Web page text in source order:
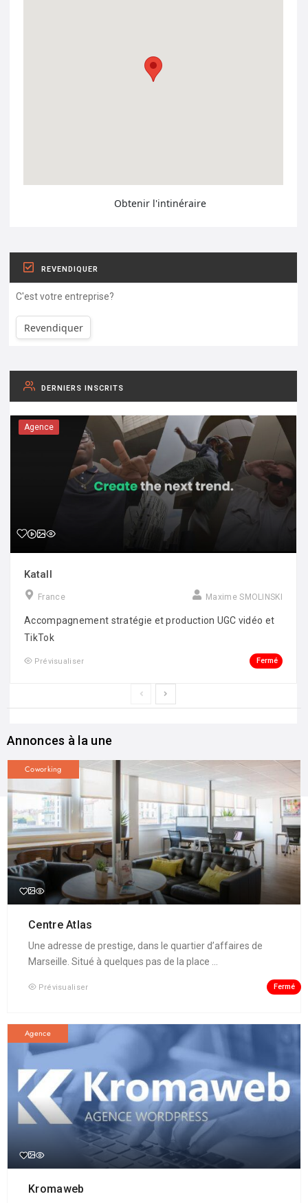
Obtenir l'intinéraire
REVENDIQUER
C'est votre entreprise?
Revendiquer
DERNIERS INSCRITS
Agence
Katall
France Maxime SMOLINSKI
Accompagnement stratégie et production UGC vidéo et
TikTok
Prévisualiser Fermé
Annonces à la une
Coworking
Centre Atlas
Une adresse de prestige, dans le quartier d’affaires de
Marseille. Situé à quelques pas de la place ...
Prévisualiser Fermé
Agence
Kromaweb